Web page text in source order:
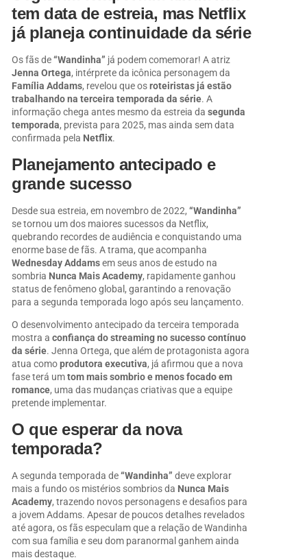
tem data de estreia, mas Netflix
já planeja continuidade da série
Os fãs de“Wandinha” já podem comemorar! A atriz
Jenna Ortega, intérprete da icônica personagem da
Família Addams, revelou que osroteiristas já estão
trabalhando na terceira temporada da série. A
informação chega antes mesmo da estreia da segunda
temporada, prevista para 2025, mas ainda sem data
confirmada pela Netflix.
Planejamento antecipado e
grande sucesso
Desde sua estreia, em novembro de 2022, “Wandinha”
se tornou um dos maiores sucessos da Netflix,
quebrando recordes de audiência e conquistando uma
enorme base de fãs. A trama, que acompanha
Wednesday Addamsem seus anos de estudo na
sombria Nunca Mais Academy, rapidamente ganhou
status de fenômeno global, garantindo a renovação
para a segunda temporada logo após seu lançamento.
O desenvolvimento antecipado da terceira temporada
mostra a confiança do streaming no sucesso contínuo
da série. Jenna Ortega, que além de protagonista agora
atua comoprodutora executiva, já afirmou que a nova
fase terá umtom mais sombrio e menos focado em
romance, uma das mudanças criativas que a equipe
pretende implementar.
O que esperar da nova
temporada?
A segunda temporada de“Wandinha” deve explorar
mais a fundo os mistérios sombrios da Nunca Mais
Academy, trazendo novos personagens e desafios para
a jovem Addams. Apesar de poucos detalhes revelados
até agora, os fãs especulam que a relação de Wandinha
com sua família e seu dom paranormal ganhem ainda
mais destaque.